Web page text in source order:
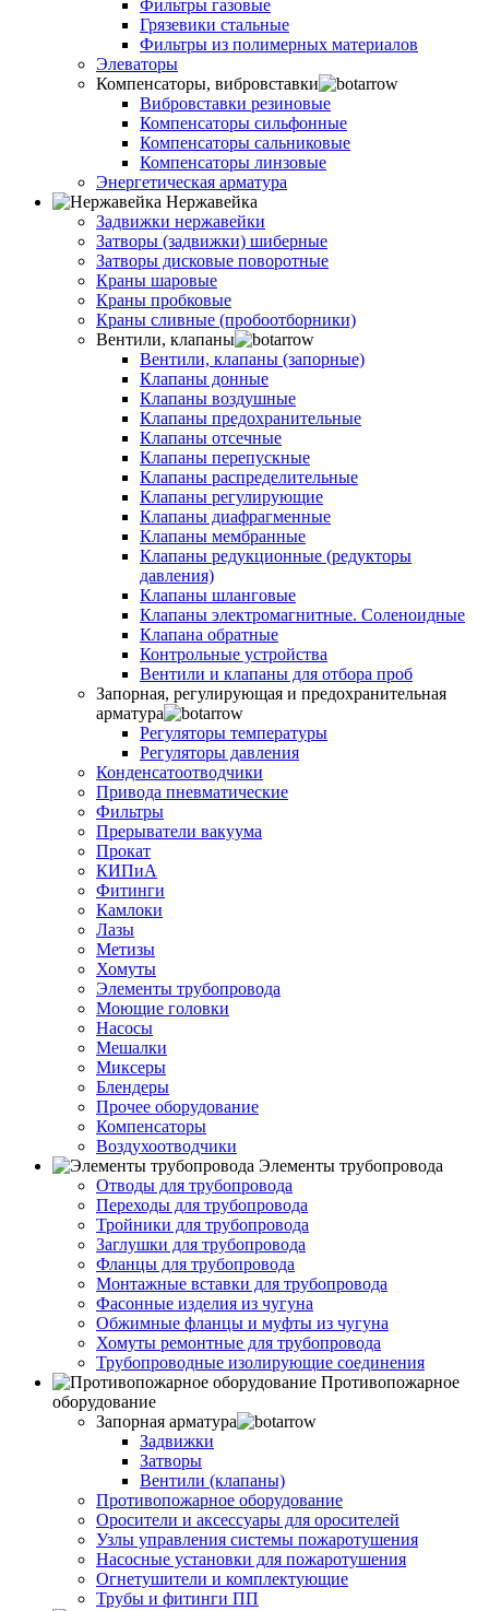
Фильтры газовые
Грязевики стальные
Фильтры из полимерных материалов
Элеваторы
Компенсаторы, вибровставки
Вибровставки резиновые
Компенсаторы сильфонные
Компенсаторы сальниковые
Компенсаторы линзовые
Энергетическая арматура
Нержавейка
Задвижки нержавейки
Затворы (задвижки) шиберные
Затворы дисковые поворотные
Краны шаровые
Краны пробковые
Краны сливные (пробоотборники)
Вентили, клапаны
Вентили, клапаны (запорные)
Клапаны донные
Клапаны воздушные
Клапаны предохранительные
Клапаны отсечные
Клапаны перепускные
Клапаны распределительные
Клапаны регулирующие
Клапаны диафрагменные
Клапаны мембранные
Клапаны редукционные (редукторы
давления)
Клапаны шланговые
Клапаны электромагнитные. Соленоидные
Клапана обратные
Контрольные устройства
Вентили и клапаны для отбора проб
Запорная, регулирующая и предохранительная
арматура
Регуляторы температуры
Регуляторы давления
Конденсатоотводчики
Привода пневматические
Фильтры
Прерыватели вакуума
Прокат
КИПиА
Фитинги
Камлоки
Лазы
Метизы
Хомуты
Элементы трубопровода
Моющие головки
Насосы
Мешалки
Миксеры
Блендеры
Прочее оборудование
Компенсаторы
Воздухоотводчики
Элементы трубопровода
Отводы для трубопровода
Переходы для трубопровода
Тройники для трубопровода
Заглушки для трубопровода
Фланцы для трубопровода
Монтажные вставки для трубопровода
Фасонные изделия из чугуна
Обжимные фланцы и муфты из чугуна
Хомуты ремонтные для трубопровода
Трубопроводные изолирующие соединения
Противопожарное
оборудование
Запорная арматура
Задвижки
Затворы
Вентили (клапаны)
Противопожарное оборудование
Оросители и аксессуары для оросителей
Узлы управления системы пожаротушения
Насосные установки для пожаротушения
Огнетушители и комплектующие
Трубы и фитинги ПП